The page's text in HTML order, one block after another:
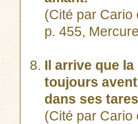
(Cité par
p. 455,
Il arrive que
toujours
dans ses
(Cité par